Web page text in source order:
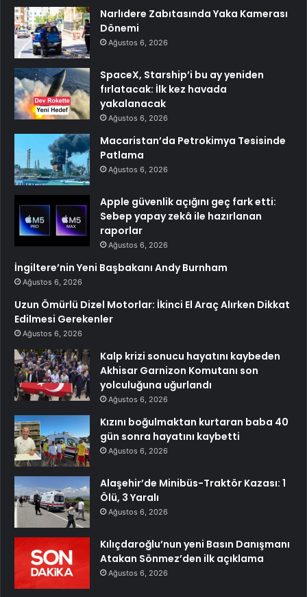
Narlıdere Zabıtasında Yaka Kamerası
Dönemi
Ağustos 6, 2026
SpaceX, Starship’i bu ay yeniden
fırlatacak: İlk kez havada
yakalanacak
Ağustos 6, 2026
Macaristan’da Petrokimya Tesisinde
Patlama
Ağustos 6, 2026
Apple güvenlik açığını geç fark etti:
Sebep yapay zekâ ile hazırlanan
raporlar
Ağustos 6, 2026
İngiltere’nin Yeni Başbakanı Andy Burnham
Ağustos 6, 2026
Uzun Ömürlü Dizel Motorlar: İkinci El Araç Alırken Dikkat
Edilmesi Gerekenler
Ağustos 6, 2026
Kalp krizi sonucu hayatını kaybeden
Akhisar Garnizon Komutanı son
yolculuğuna uğurlandı
Ağustos 6, 2026
Kızını boğulmaktan kurtaran baba 40
gün sonra hayatını kaybetti
Ağustos 6, 2026
Alaşehir’de Minibüs-Traktör Kazası: 1
Ölü, 3 Yaralı
Ağustos 6, 2026
Kılıçdaroğlu’nun yeni Basın Danışmanı
Atakan Sönmez’den ilk açıklama
Ağustos 6, 2026